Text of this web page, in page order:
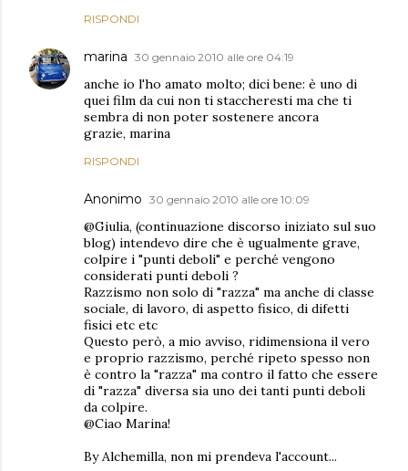
RISPONDI
marina 30 gennaio 2010 alle ore 04:19
anche io l'ho amato molto; dici bene: è uno di
quei film da cui non ti staccheresti ma che ti
sembra di non poter sostenere ancora
grazie, marina
RISPONDI
Anonimo 30 gennaio 2010 alle ore 10:09
@Giulia, (continuazione discorso iniziato sul suo
blog) intendevo dire che è ugualmente grave,
colpire i "punti deboli" e perché vengono
considerati punti deboli ?
Razzismo non solo di "razza" ma anche di classe
sociale, di lavoro, di aspetto fisico, di difetti
fisici etc etc
Questo però, a mio avviso, ridimensiona il vero
e proprio razzismo, perché ripeto spesso non
è contro la "razza" ma contro il fatto che essere
di "razza" diversa sia uno dei tanti punti deboli
da colpire.
@Ciao Marina!
By Alchemilla, non mi prendeva l'account...